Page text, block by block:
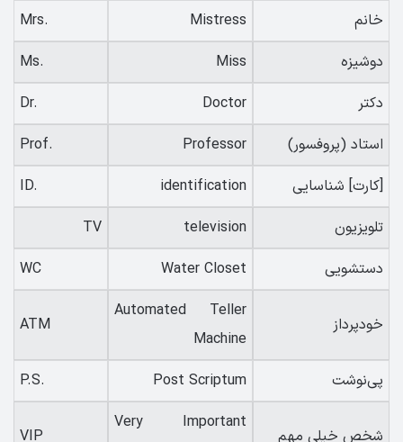
خانم
Mistress
Mrs.
دوشیزه
Miss
Ms.
دکتر
Doctor
Dr.
استاد (پروفسور)
Professor
Prof.
[کارت] شناسایی
identification
ID.
تلویزیون
television
TV
دستشویی
Water Closet
WC
خودپرداز
Automated Teller
Machine
ATM
پی‌نوشت Post Scriptum
P.S.
شخص خیلی مهم
Very Important
VIP